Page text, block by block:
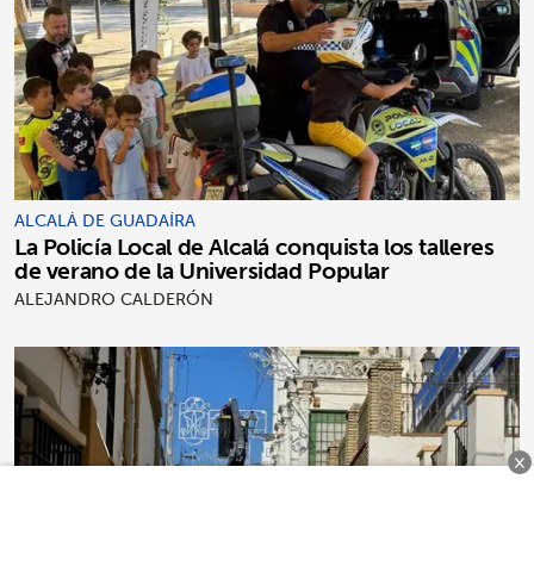
ALCALÁ DE GUADAÍRA
La Policía Local de Alcalá conquista los talleres
de verano de la Universidad Popular
ALEJANDRO CALDERÓN
×